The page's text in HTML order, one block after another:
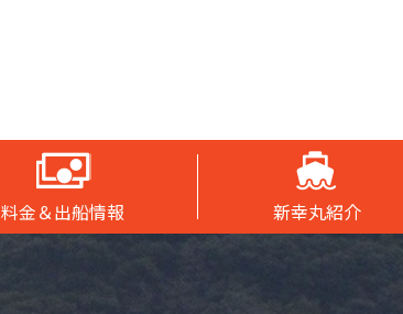
料金＆出船情報 新幸丸紹介